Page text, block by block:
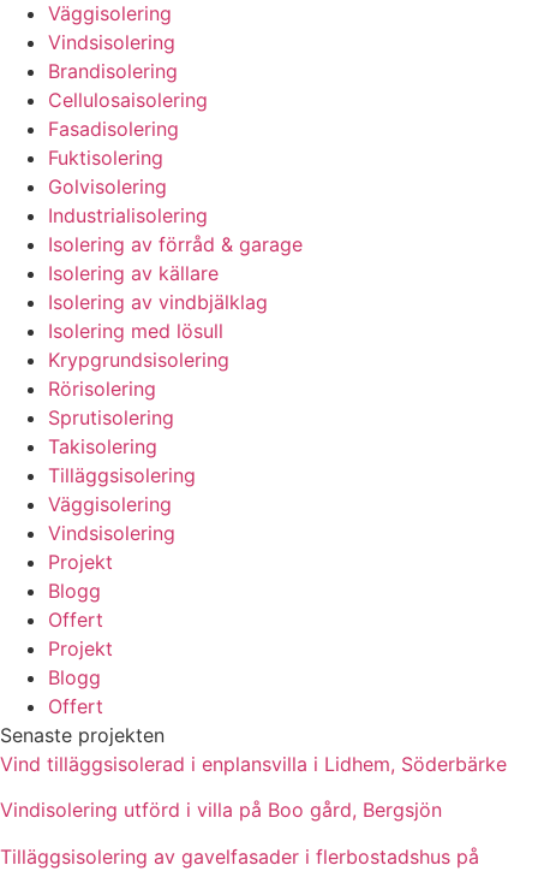
Väggisolering
Vindsisolering
Brandisolering
Cellulosaisolering
Fasadisolering
Fuktisolering
Golvisolering
Industrialisolering
Isolering av förråd & garage
Isolering av källare
Isolering av vindbjälklag
Isolering med lösull
Krypgrundsisolering
Rörisolering
Sprutisolering
Takisolering
Tilläggsisolering
Väggisolering
Vindsisolering
Projekt
Blogg
Offert
Projekt
Blogg
Offert
Senaste projekten
Vind tilläggsisolerad i enplansvilla i Lidhem, Söderbärke
Vindisolering utförd i villa på Boo gård, Bergsjön
Tilläggsisolering av gavelfasader i flerbostadshus på